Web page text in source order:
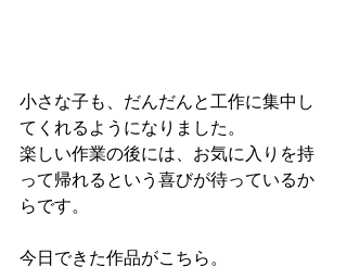
小さな子も、だんだんと工作に集中し
てくれるようになりました。
楽しい作業の後には、お気に入りを持
って帰れるという喜びが待っているか
らです。
今日できた作品がこちら。